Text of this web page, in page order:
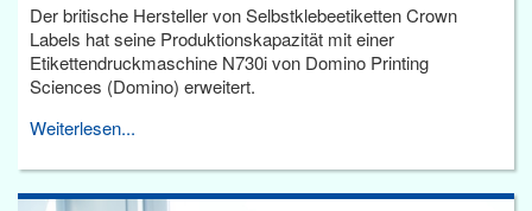
Der britische Hersteller von Selbstklebeetiketten Crown
Labels hat seine Produktionskapazität mit einer
Etikettendruckmaschine N730i von Domino Printing
Sciences (Domino) erweitert.
Weiterlesen...